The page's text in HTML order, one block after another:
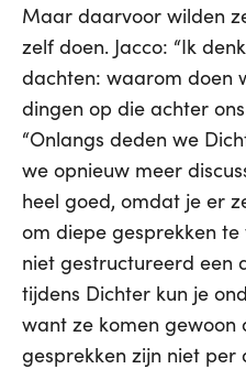
Maar daarvoor wilden
zelf doen. Jacco: “Ik
dachten: waarom doen
dingen op die achter
“Onlangs deden we
we opnieuw meer
heel goed, omdat je er
om diepe gesprekken
niet gestructureerd een
tijdens Dichter kun je
want ze komen gewoon
gesprekken zijn niet per